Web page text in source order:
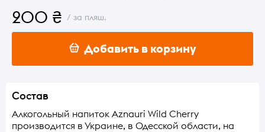
200 ₴ / за пляш.
Добавить в корзину
Состав
Алкогольный напиток Aznauri Wild Cherry
производится в Украине, в Одесской области, на